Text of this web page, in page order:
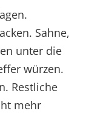
Sahne,
unter die
würzen.
Restliche
mehr